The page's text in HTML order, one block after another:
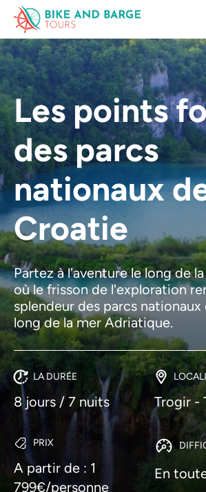
Les points
des parcs
nationaux
Croatie
Partez à l'aventure le long de
où le frisson de l'exploration
splendeur des parcs
long de la mer Adriatique.
LA DURÉE
8 jours / 7 nuits Trogir -
PRIX
A partir de : 1
799€/personne
En